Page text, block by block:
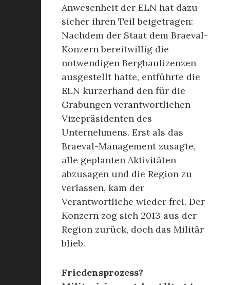
Anwesenheit der ELN hat dazu
sicher ihren Teil beigetragen:
Nachdem der Staat dem Braeval-
Konzern bereitwillig die
notwendigen Bergbaulizenzen
ausgestellt hatte, entführte die
ELN kurzerhand den für die
Grabungen verantwortlichen
Vizepräsidenten des
Unternehmens. Erst als das
Braeval-Management zusagte,
alle geplanten Aktivitäten
abzusagen und die Region zu
verlassen, kam der
Verantwortliche wieder frei. Der
Konzern zog sich 2013 aus der
Region zurück, doch das Militär
blieb.
Friedensprozess?